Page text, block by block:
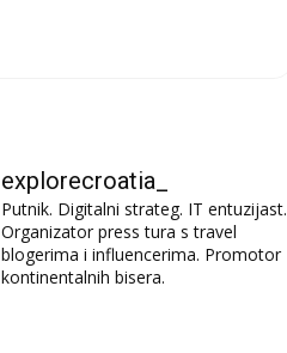
explorecroatia_
Putnik. Digitalni strateg. IT entuzijast.
Organizator press tura s travel
blogerima i influencerima. Promotor
kontinentalnih bisera.